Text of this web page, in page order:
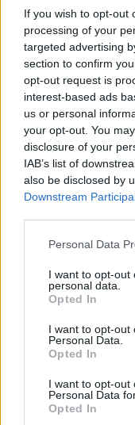
If you wish to opt-out
processing of your
targeted advertising
section to confirm
opt-out request is
interest-based ads
us or personal
your opt-out. You
disclosure of your
IAB’s list of
also be disclosed by
Downstream
Please note that this
not limited to your
grant or deny
use your data for
consent section.
Personal Data
I want to opt-out
personal data.
Opted In
I want to opt-out
Personal Data.
Opted In
I want to opt-out
Personal Data
Opted In
Le altre
E sempre in
sostegno del
nonostante la
abitudini e
avanti alcune
avviate negli
la crescita e il
locali, con
generazioni,
lingue online ,